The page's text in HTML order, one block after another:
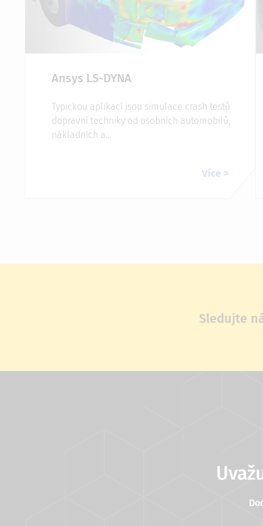
Ansys LS-DYNA
Typickou aplikací jsou simulace crash testů
dopravní techniky od osobních automobilů,
nákladních a...
Více
Sledujte